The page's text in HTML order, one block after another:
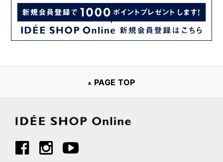
PAGE TOP